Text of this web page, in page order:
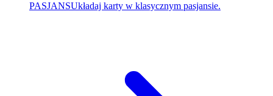
PASJANSUkładaj karty w klasycznym pasjansie.